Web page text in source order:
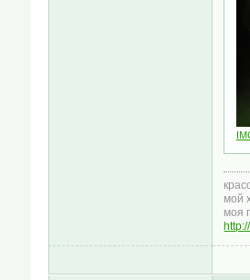
мой
моя